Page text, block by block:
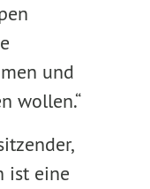
und
wollen.“
ist eine